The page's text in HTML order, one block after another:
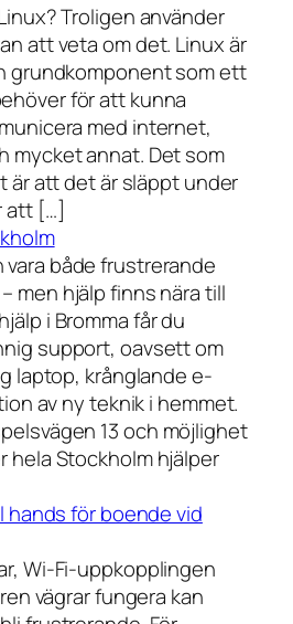
Troligen använder
att veta om det. Linux är
grundkomponent som ett
för att kunna
med internet,
mycket annat. Det som
är att det är släppt under
att […]
vara både frustrerande
men hjälp finns nära till
i Bromma får du
support, oavsett om
laptop, krånglande e-
av ny teknik i hemmet.
13 och möjlighet
hela Stockholm hjälper
hands för boende vid
Wi-Fi-uppkopplingen
vägrar fungera kan